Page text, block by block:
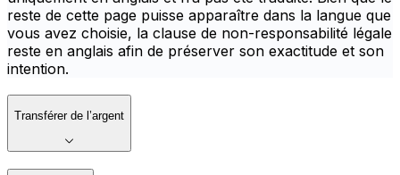
reste de cette page puisse apparaître dans la langue que
vous avez choisie, la clause de non-responsabilité légale
reste en anglais afin de préserver son exactitude et son
intention.
Transférer de l’argent